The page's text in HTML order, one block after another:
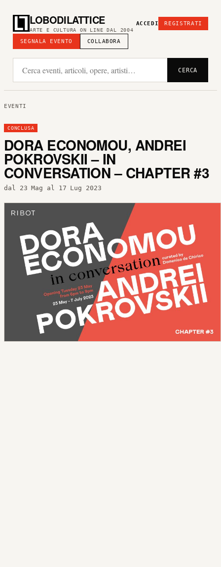
LOBODILATTICE
ARTE E CULTURA ON LINE DAL 2004
SEGNALA EVENTO COLLABORA
ACCEDI REGISTRATI
CERCA
EVENTI
CONCLUSA
DORA ECONOMOU, ANDREI
POKROVSKII – IN
CONVERSATION – CHAPTER #3
dal 23 Mag al 17 Lug 2023